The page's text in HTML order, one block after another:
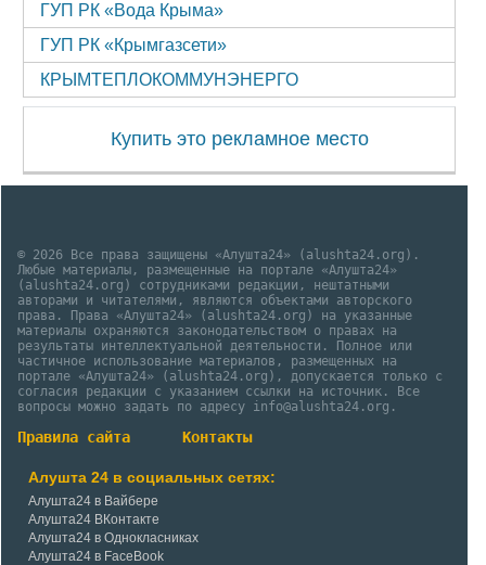
ГУП РК «Вода Крыма»
ГУП РК «Крымгазсети»
КРЫМТЕПЛОКОММУНЭНЕРГО
Купить это рекламное место
© 2026 Все права защищены «Алушта24» (alushta24.org).
Любые материалы, размещенные на портале «Алушта24»
(alushta24.org) сотрудниками редакции, нештатными
авторами и читателями, являются объектами авторского
права. Права «Алушта24» (alushta24.org) на указанные
материалы охраняются законодательством о правах на
результаты интеллектуальной деятельности. Полное или
частичное использование материалов, размещенных на
портале «Алушта24» (alushta24.org), допускается только с
согласия редакции с указанием ссылки на источник. Все
вопросы можно задать по адресу info@alushta24.org.
Правила сайта Контакты
Алушта 24 в социальных сетях:
Алушта24 в Вайбере
Алушта24 ВКонтакте
Алушта24 в Однокласниках
Алушта24 в FaceBook